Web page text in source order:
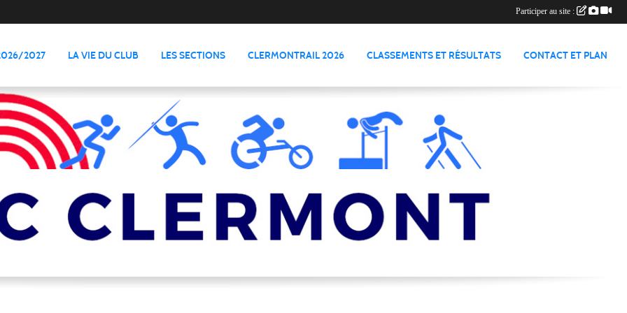
2027 LA VIE DU CLUB LES SECTIONS CLERMONTRAIL 2026 CLASSEMENTS ET RÉSULTATS CONTACT ET PLAN
Participer au site :